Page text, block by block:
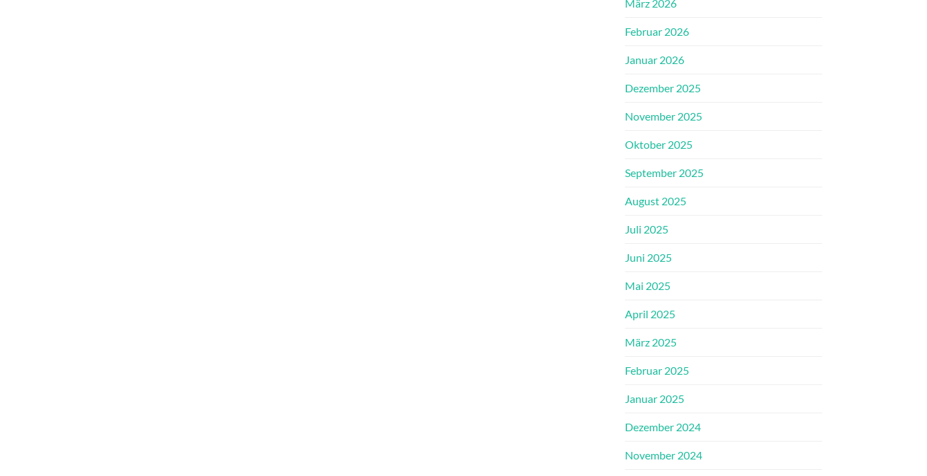
März 2026
Februar 2026
Januar 2026
Dezember 2025
November 2025
Oktober 2025
September 2025
August 2025
Juli 2025
Juni 2025
Mai 2025
April 2025
März 2025
Februar 2025
Januar 2025
Dezember 2024
November 2024